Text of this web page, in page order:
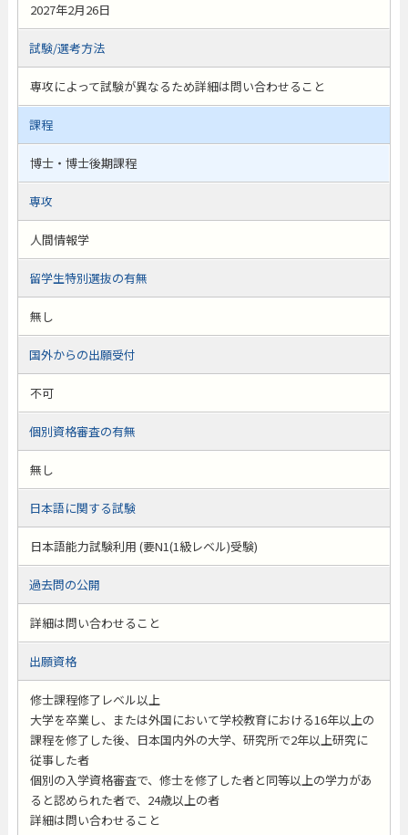
2027年2月26日
試験/選考方法
専攻によって試験が異なるため詳細は問い合わせること
課程
博士・博士後期課程
専攻
人間情報学
留学生特別選抜の有無
無し
国外からの出願受付
不可
個別資格審査の有無
無し
日本語に関する試験
日本語能力試験利用 (要N1(1級レベル)受験)
過去問の公開
詳細は問い合わせること
出願資格
修士課程修了レベル以上
大学を卒業し、または外国において学校教育における16年以上の
課程を修了した後、日本国内外の大学、研究所で2年以上研究に
従事した者
個別の入学資格審査で、修士を修了した者と同等以上の学力があ
ると認められた者で、24歳以上の者
詳細は問い合わせること